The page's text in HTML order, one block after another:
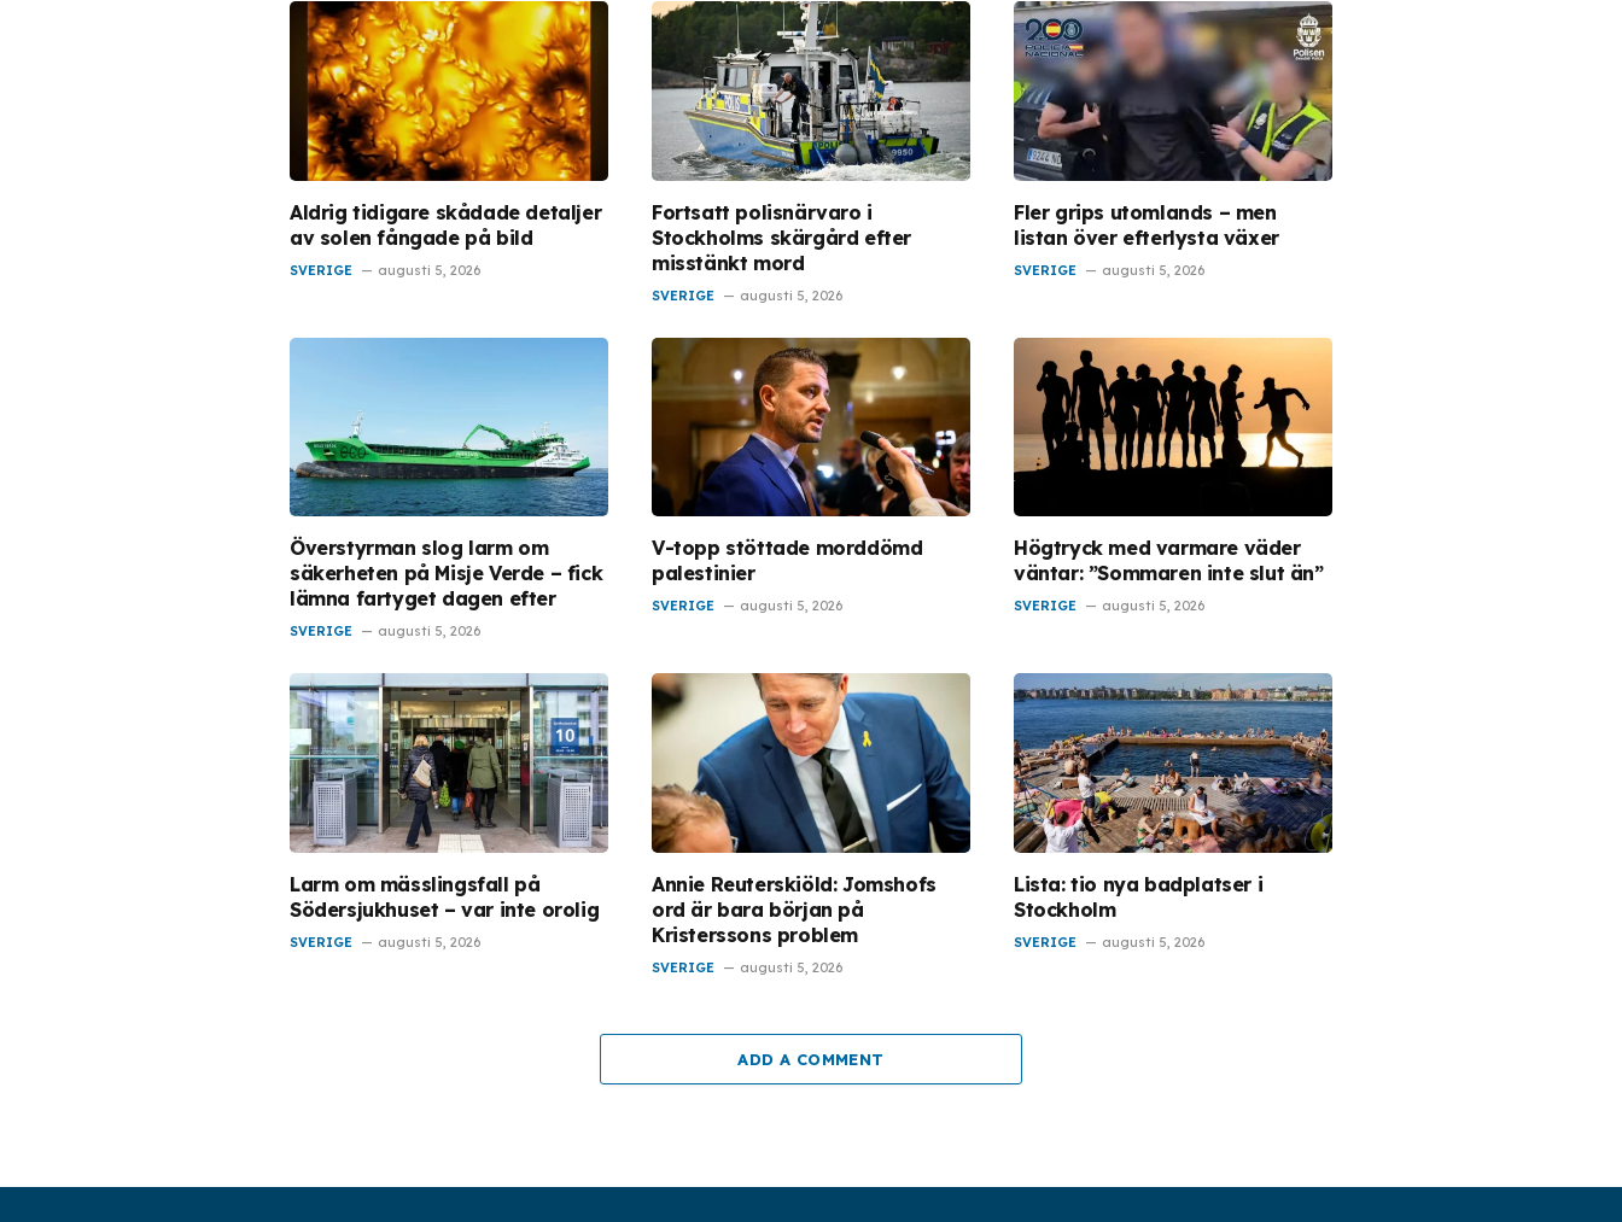
Aldrig tidigare skådade detaljer
av solen fångade på bild
SVERIGE augusti 5, 2026
Fortsatt polisnärvaro i
Stockholms skärgård efter
misstänkt mord
SVERIGE augusti 5, 2026
Fler grips utomlands – men
listan över efterlysta växer
SVERIGE augusti 5, 2026
Överstyrman slog larm om
säkerheten på Misje Verde – fick
lämna fartyget dagen efter
SVERIGE augusti 5, 2026
V-topp stöttade morddömd
palestinier
SVERIGE augusti 5, 2026
Högtryck med varmare väder
väntar: ”Sommaren inte slut än”
SVERIGE augusti 5, 2026
Larm om mässlingsfall på
Södersjukhuset – var inte orolig
SVERIGE augusti 5, 2026
Annie Reuterskiöld: Jomshofs
ord är bara början på
Kristerssons problem
SVERIGE augusti 5, 2026
Lista: tio nya badplatser i
Stockholm
SVERIGE augusti 5, 2026
ADD A COMMENT